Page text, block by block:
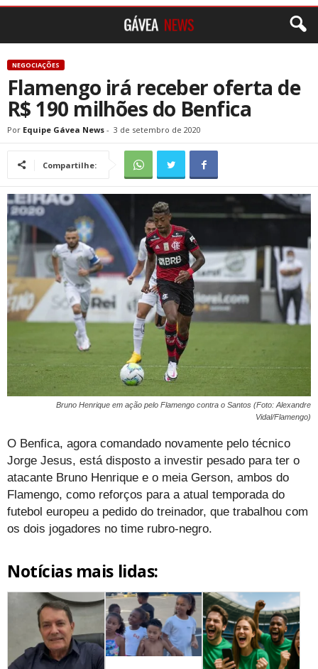
NEGOCIAÇÕES
Flamengo irá receber oferta de
R$ 190 milhões do Benfica
Por Equipe Gávea News - 3 de setembro de 2020
Compartilhe:
Bruno Henrique em ação pelo Flamengo contra o Santos (Foto: Alexandre
Vidal/Flamengo)
O Benfica, agora comandado novamente pelo técnico
Jorge Jesus, está disposto a investir pesado para ter o
atacante Bruno Henrique e o meia Gerson, ambos do
Flamengo, como reforços para a atual temporada do
futebol europeu a pedido do treinador, que trabalhou com
os dois jogadores no time rubro-negro.
Notícias mais lidas: